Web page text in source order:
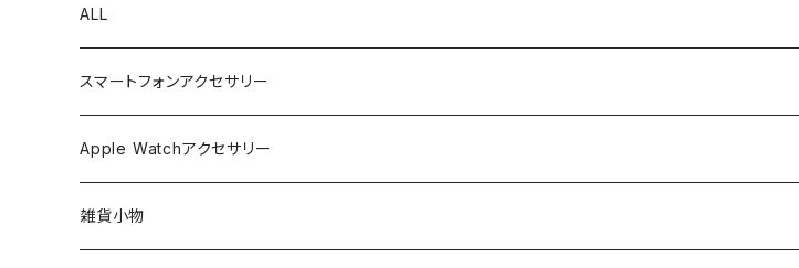
ALL
スマートフォンアクセサリー
iPhone ケース
ショルダーストラップ
Apple Watchアクセサリー
雑貨小物